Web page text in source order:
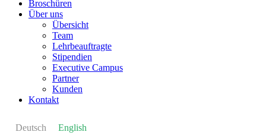
Broschüren
Über uns
Übersicht
Team
Lehrbeauftragte
Stipendien
Executive Campus
Partner
Kunden
Kontakt
Deutsch English